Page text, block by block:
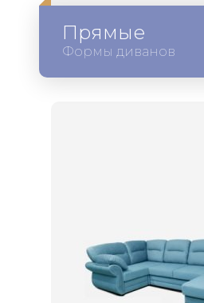
Прямые
Формы диванов